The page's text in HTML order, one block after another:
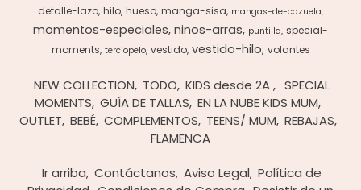
detalle-lazo hilo hueso manga-sisa mangas-de-cazuela
momentos-especiales ninos-arras puntilla special-
moments terciopelo vestido vestido-hilo volantes
NEW COLLECTION TODO KIDS desde 2A
SPECIAL
MOMENTS GUÍA DE TALLAS EN LA NUBE KIDS MUM
OUTLET BEBÉ COMPLEMENTOS TEENS/ MUM REBAJAS
FLAMENCA
Ir arriba Contáctanos Aviso Legal Política de